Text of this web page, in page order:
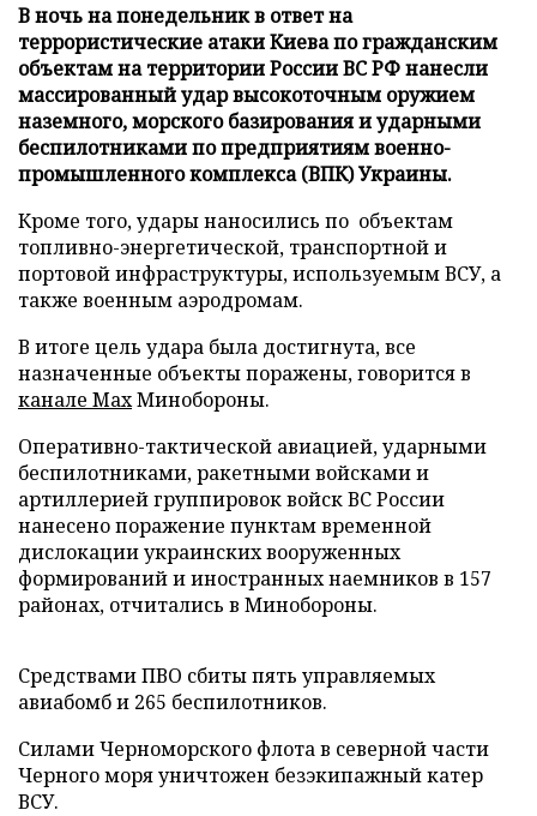
В ночь на понедельник в ответ на
террористические атаки Киева по гражданским
объектам на территории России ВС РФ нанесли
массированный удар высокоточным оружием
наземного, морского базирования и ударными
беспилотниками по предприятиям военно-
промышленного комплекса (ВПК) Украины.
Кроме того, удары наносились по объектам
топливно-энергетической, транспортной и
портовой инфраструктуры, используемым ВСУ, а
также военным аэродромам.
В итоге цель удара была достигнута, все
назначенные объекты поражены, говорится в
канале MaxМинобороны.
Оперативно-тактической авиацией, ударными
беспилотниками, ракетными войсками и
артиллерией группировок войск ВС России
нанесено поражение пунктам временной
дислокации украинских вооруженных
формирований и иностранных наемников в 157
районах, отчитались в Минобороны.
Средствами ПВО сбиты пять управляемых
авиабомб и 265 беспилотников.
Силами Черноморского флота в северной части
Черного моря уничтожен безэкипажный катер
ВСУ.